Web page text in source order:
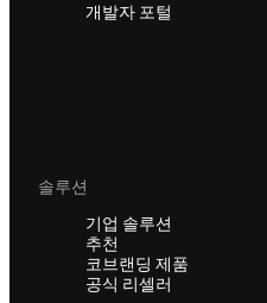
개발자 포털
솔루션
기업 솔루션
추천
코브랜딩 제품
공식 리셀러